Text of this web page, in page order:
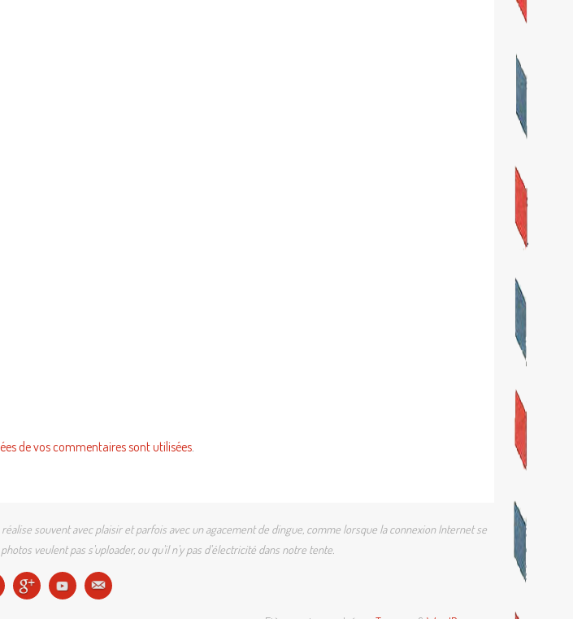
de vos commentaires sont utilisées.
souvent avec plaisir et parfois avec un agacement de dingue, comme lorsque la connexion Internet se
veulent pas s'uploader, ou qu'il n'y pas d'électricité dans notre tente.